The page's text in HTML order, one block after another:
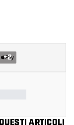
+2
ARTICOLI